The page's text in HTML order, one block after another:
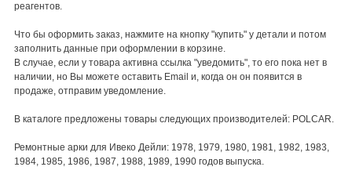
реагентов.
Что бы оформить заказ, нажмите на кнопку "купить" у детали и потом
заполнить данные при оформлении в корзине.
В случае, если у товара активна ссылка "уведомить", то его пока нет в
наличии, но Вы можете оставить Email и, когда он он появится в
продаже, отправим уведомление.
В каталоге предложены товары следующих производителей: POLCAR.
Ремонтные арки для Ивеко Дейли: 1978, 1979, 1980, 1981, 1982, 1983,
1984, 1985, 1986, 1987, 1988, 1989, 1990 годов выпуска.